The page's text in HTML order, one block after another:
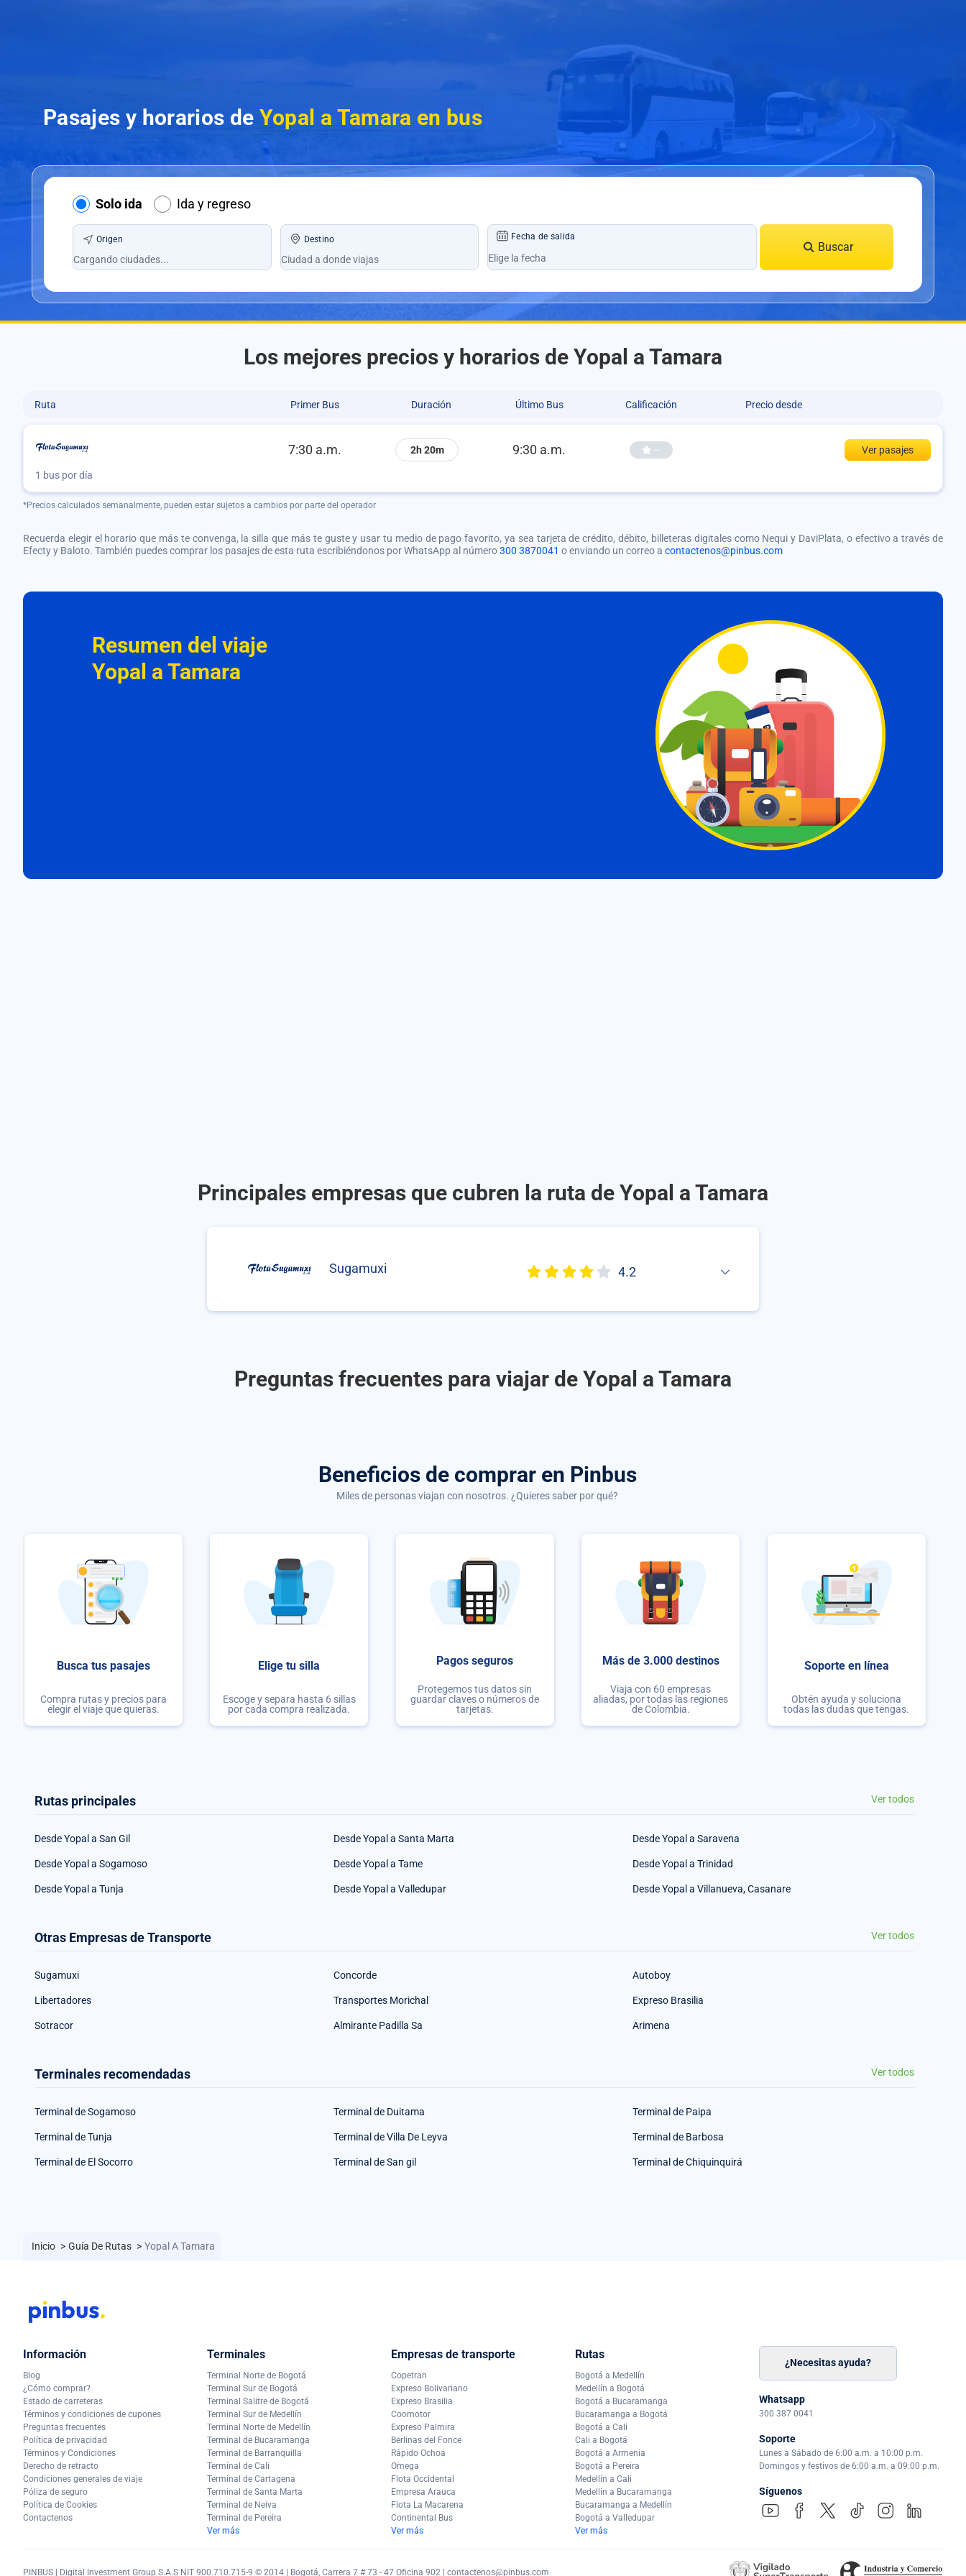
Pasajes y horarios de Yopal a Tamara en bus
Solo ida Ida y regreso
Origen Destino Fecha de salida
Buscar
Los mejores precios y horarios de Yopal a Tamara
Ruta Primer Bus Duración Último Bus Calificación Precio desde
7:30 a.m. 2h 20m 9:30 a.m. -- Ver pasajes
1 bus por día
*Precios calculados semanalmente, pueden estar sujetos a cambios por parte del operador
Recuerda elegir el horario que más te convenga, la silla que más te guste y usar tu medio de pago favorito, ya sea tarjeta de crédito, débito, billeteras digitales como Nequi y DaviPlata, o efectivo a través de
Efecty y Baloto. También puedes comprar los pasajes de esta ruta escribiéndonos por WhatsApp al número300 3870041 o enviando un correo a contactenos@pinbus.com
Resumen del viaje
Yopal a Tamara
Principales empresas que cubren la ruta de Yopal a Tamara
Sugamuxi 4.2
Preguntas frecuentes para viajar de Yopal a Tamara
Beneficios de comprar en Pinbus
Miles de personas viajan con nosotros. ¿Quieres saber por qué?
Busca tus pasajes
Compra rutas y precios para
elegir el viaje que quieras.
Elige tu silla
Escoge y separa hasta 6 sillas
por cada compra realizada.
Pagos seguros
Protegemos tus datos sin
guardar claves o números de
tarjetas.
Más de 3.000 destinos
Viaja con 60 empresas
aliadas, por todas las regiones
de Colombia.
Soporte en línea
Obtén ayuda y soluciona
todas las dudas que tengas.
Rutas principales Ver todos
Desde Yopal a San Gil Desde Yopal a Santa Marta Desde Yopal a Saravena
Desde Yopal a Sogamoso Desde Yopal a Tame Desde Yopal a Trinidad
Desde Yopal a Tunja Desde Yopal a Valledupar Desde Yopal a Villanueva, Casanare
Otras Empresas de Transporte Ver todos
Sugamuxi Concorde Autoboy
Libertadores Transportes Morichal Expreso Brasilia
Sotracor Almirante Padilla Sa Arimena
Terminales recomendadas Ver todos
Terminal de Sogamoso Terminal de Duitama Terminal de Paipa
Terminal de Tunja Terminal de Villa De Leyva Terminal de Barbosa
Terminal de El Socorro Terminal de San gil Terminal de Chiquinquirá
Inicio > Guía De Rutas > Yopal A Tamara
Información
Blog
¿Cómo comprar?
Estado de carreteras
Términos y condiciones de cupones
Preguntas frecuentes
Política de privacidad
Términos y Condiciones
Derecho de retracto
Condiciones generales de viaje
Póliza de seguro
Política de Cookies
Contactenos
Terminales
Terminal Norte de Bogotá
Terminal Sur de Bogotá
Terminal Salitre de Bogotá
Terminal Sur de Medellín
Terminal Norte de Medellín
Terminal de Bucaramanga
Terminal de Barranquilla
Terminal de Cali
Terminal de Cartagena
Terminal de Santa Marta
Terminal de Neiva
Terminal de Pereira
Ver más
Empresas de transporte
Copetran
Expreso Bolivariano
Expreso Brasilia
Coomotor
Expreso Palmira
Berlinas del Fonce
Rápido Ochoa
Omega
Flota Occidental
Empresa Arauca
Flota La Macarena
Continental Bus
Ver más
Rutas
Bogotá a Medellín
Medellín a Bogotá
Bogotá a Bucaramanga
Bucaramanga a Bogotá
Bogotá a Cali
Cali a Bogotá
Bogotá a Armenia
Bogotá a Pereira
Medellín a Cali
Medellín a Bucaramanga
Bucaramanga a Medellín
Bogotá a Valledupar
Ver más
¿Necesitas ayuda?
Whatsapp
300 387 0041
Soporte
Lunes a Sábado de 6:00 a.m. a 10:00 p.m.
Domingos y festivos de 6:00 a.m. a 09:00 p.m.
Síguenos
PINBUS | Digital Investment Group S.A.S NIT 900.710.715-9 © 2014 | Bogotá, Carrera 7 # 73 - 47 Oficina 902 | contactenos@pinbus.com